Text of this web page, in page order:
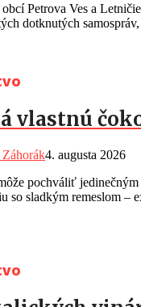
Petrova Ves a
dotknutých samospráv,
vlastnú
4. augusta 2026
pochváliť
so sladkým remeslom –